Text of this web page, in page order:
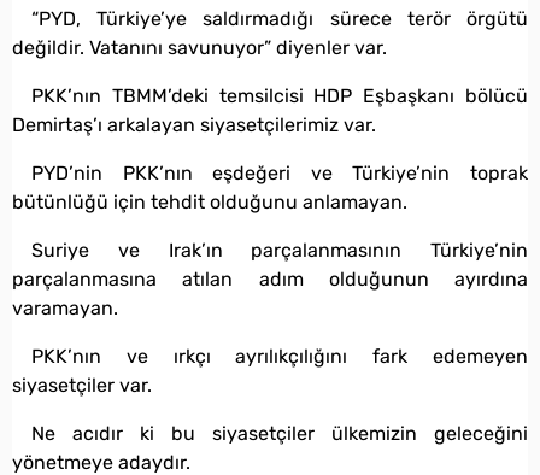
“PYD, Türkiye’ye saldırmadığı sürece terör örgütü
değildir. Vatanını savunuyor” diyenler var.
PKK’nın TBMM’deki temsilcisi HDP Eşbaşkanı bölücü
Demirtaş’ı arkalayan siyasetçilerimiz var.
PYD’nin PKK’nın eşdeğeri ve Türkiye’nin toprak
bütünlüğü için tehdit olduğunu anlamayan.
Suriye ve Irak’ın parçalanmasının Türkiye’nin
parçalanmasına atılan adım olduğunun ayırdına
varamayan.
PKK’nın ve ırkçı ayrılıkçılığını fark edemeyen
siyasetçiler var.
Ne acıdır ki bu siyasetçiler ülkemizin geleceğini
yönetmeye adaydır.